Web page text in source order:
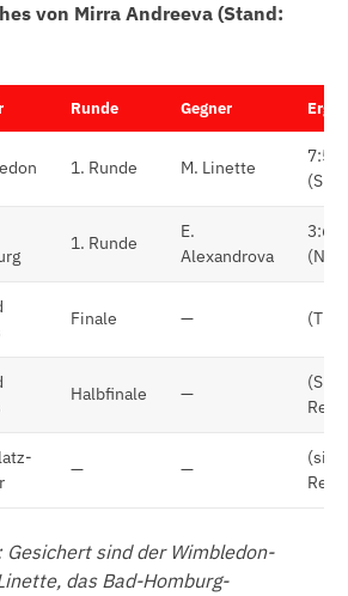
von Mirra Andreeva (Stand:
Runde Gegner
1. Runde M. Linette
7:5,
1. Runde
E.
Alexandrova
3:6,
Finale —
Halbfinale —
— —
Gesichert sind der Wimbledon-
das Bad-Homburg-